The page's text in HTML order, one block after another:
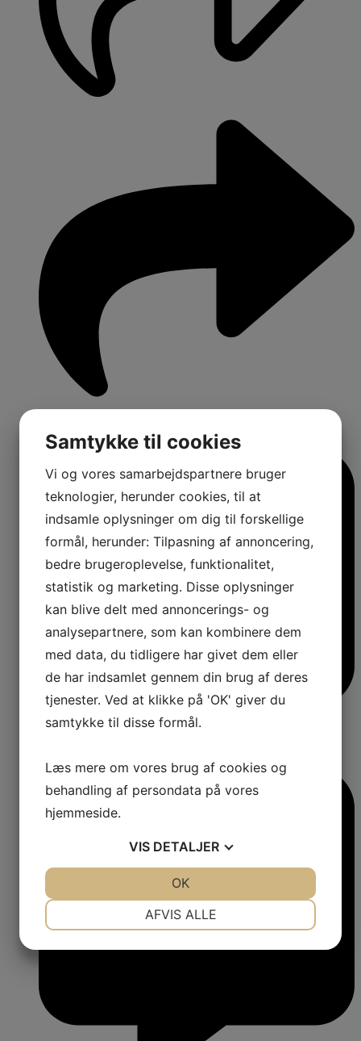
Comments:
Samtykke til cookies
Vi og vores samarbejdspartnere bruger
teknologier, herunder cookies, til at
indsamle oplysninger om dig til forskellige
formål, herunder: Tilpasning af annoncering,
bedre brugeroplevelse, funktionalitet,
statistik og marketing. Disse oplysninger
kan blive delt med annoncerings- og
analysepartnere, som kan kombinere dem
med data, du tidligere har givet dem eller
de har indsamlet gennem din brug af deres
tjenester. Ved at klikke på 'OK' giver du
samtykke til disse formål.
Læs mere om vores brug af cookies og
behandling af persondata på vores
hjemmeside.
VIS DETALJER
AFVIS ALLE
OK